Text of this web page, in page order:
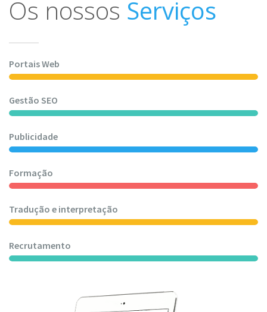
Os nossos Serviços
Portais Web
Gestão SEO
Publicidade
Formação
Tradução e interpretação
Recrutamento